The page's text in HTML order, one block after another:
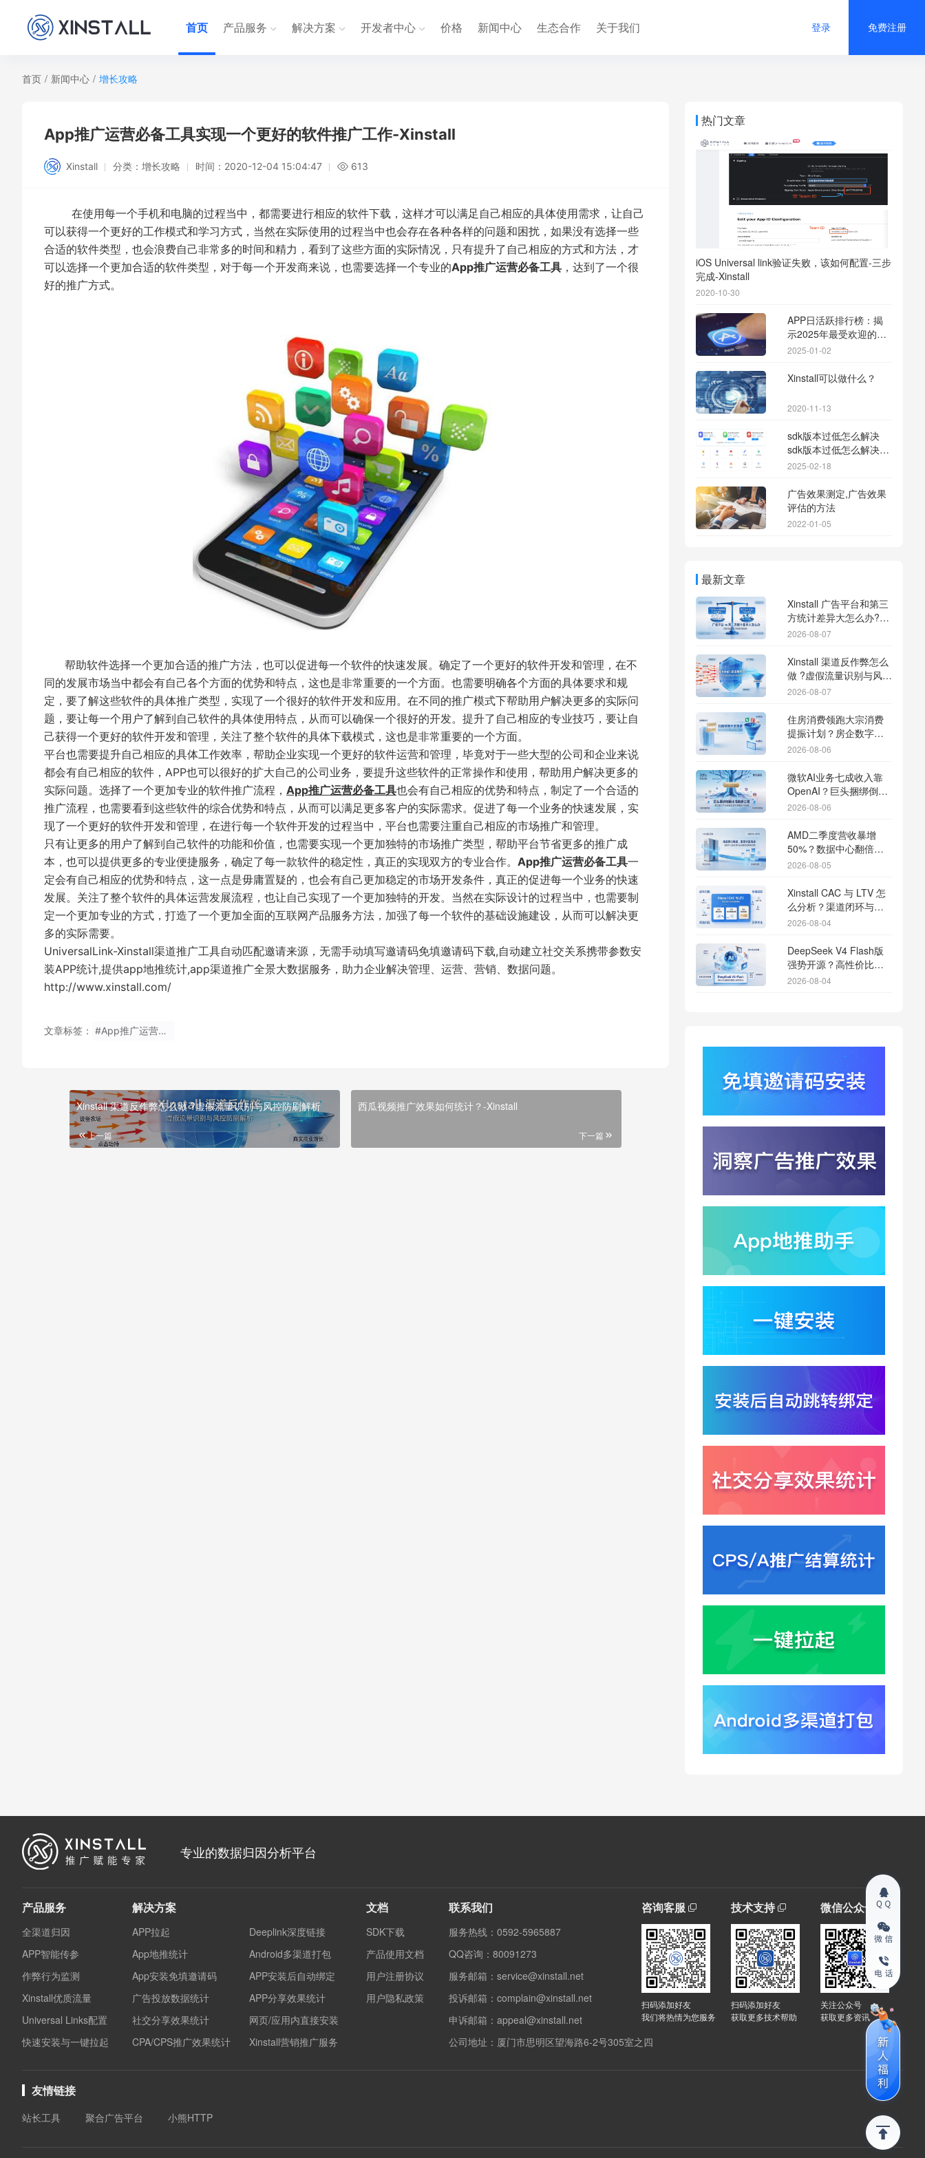
首页 产品服务 解决方案 开发者中心 价格 新闻中心 生态合作 关于我们 登录 免费注册
首页 / 新闻中心 / 增长攻略
App推广运营必备工具实现一个更好的软件推广工作-Xinstall
Xinstall 分类： 增长攻略 时间： 2020-12-04 15:04:47 613
在使用每一个手机和电脑的过程当中，都需要进行相应的软件下载，这样才可以满足自己相应的具体使用需求，让自己
可以获得一个更好的工作模式和学习方式，当然在实际使用的过程当中也会存在各种各样的问题和困扰，如果没有选择一些
合适的软件类型，也会浪费自己非常多的时间和精力，看到了这些方面的实际情况，只有提升了自己相应的方式和方法，才
可以选择一个更加合适的软件类型，对于每一个开发商来说，也需要选择一个专业的App推广运营必备工具 ，达到了一个很
好的推广方式。
帮助软件选择一个更加合适的推广方法，也可以促进每一个软件的快速发展。确定了一个更好的软件开发和管理，在不
同的发展市场当中都会有自己各个方面的优势和特点，这也是非常重要的一个方面。也需要明确各个方面的具体要求和规
定，要了解这些软件的具体推广类型，实现了一个很好的软件开发和应用。在不同的推广模式下帮助用户解决更多的实际问
题，要让每一个用户了解到自己软件的具体使用特点，从而可以确保一个很好的开发。提升了自己相应的专业技巧，要让自
己获得一个更好的软件开发和管理，关注了整个软件的具体下载模式，这也是非常重要的一个方面。
平台也需要提升自己相应的具体工作效率，帮助企业实现一个更好的软件运营和管理，毕竟对于一些大型的公司和企业来说
都会有自己相应的软件，APP也可以很好的扩大自己的公司业务，要提升这些软件的正常操作和使用，帮助用户解决更多的
实际问题。选择了一个更加专业的软件推广流程， App推广运营必备工具也会有自己相应的优势和特点，制定了一个合适的
推广流程，也需要看到这些软件的综合优势和特点，从而可以满足更多客户的实际需求。促进了每一个业务的快速发展，实
现了一个更好的软件开发和管理，在进行每一个软件开发的过程当中，平台也需要注重自己相应的市场推广和管理。
只有让更多的用户了解到自己软件的功能和价值，也需要实现一个更加独特的市场推广类型，帮助平台节省更多的推广成
本，也可以提供更多的专业便捷服务，确定了每一款软件的稳定性，真正的实现双方的专业合作。 App推广运营必备工具一
定会有自己相应的优势和特点，这一点是毋庸置疑的，也会有自己更加稳定的市场开发条件，真正的促进每一个业务的快速
发展。关注了整个软件的具体运营发展流程，也让自己实现了一个更加独特的开发。当然在实际设计的过程当中，也需要制
定一个更加专业的方式，打造了一个更加全面的互联网产品服务方法，加强了每一个软件的基础设施建设，从而可以解决更
多的实际需要。
UniversalLink-Xinstall渠道推广工具自动匹配邀请来源，无需手动填写邀请码免填邀请码下载,自动建立社交关系携带参数安
装APP统计,提供app地推统计,app渠道推广全景大数据服务，助力企业解决管理、运营、营销、数据问题。
http://www.xinstall.com/
文章标签： #App推广运营必备工具
Xinstall 渠道反作弊怎么做 ?虚假流量识别与风控防刷解析
上一篇
西瓜视频推广效果如何统计？-Xinstall
下一篇
热门文章
iOS Universal link验证失败，该如何配置-三步
完成-Xinstall
2020-10-30
APP日活跃排行榜：揭
示2025年最受欢迎的应
用背后的秘密
2025-01-02
Xinstall可以做什么？
2020-11-13
sdk版本过低怎么解决
sdk版本过低怎么解决华
为
2025-02-18
广告效果测定,广告效果
评估的方法
2022-01-05
最新文章
Xinstall 广告平台和第三
方统计差异大怎么办?数
据误差排查指南
2026-08-07
Xinstall 渠道反作弊怎么
做 ?虚假流量识别与风控
防刷解析
2026-08-07
住房消费领跑大宗消费
提振计划？房企数字化
转型加速线下场景智能
2026-08-06
微软AI业务七成收入靠
OpenAI？巨头捆绑倒逼
出海App独立追踪全渠道
2026-08-06
AMD二季度营收暴增
50%？数据中心翻倍增
长驱动跨端分发新底座
2026-08-05
Xinstall CAC 与 LTV 怎
么分析？渠道闭环与投
放回报解析
2026-08-04
DeepSeek V4 Flash版
强势开源？高性价比基
座模型重塑长尾应用全
2026-08-04
行云科技算力订单超154
亿？底座产能扩张激活
AI应用多终端流转新周
2026-08-04
苹果带摄像头的 AirPods
爆硬件分发与全渠道归
因升级
2026-08-03
GPT5.6？超低价API引
爆智能体工具免填码安
蚂蚁灵波首轮拟募资15
亿？具身智能加速产业
落地凸显全链路设备归
2000亿美元？云与广告
双轮驱动下B端应用迎来
分发与归因重构
2026-07-31
千问已在特斯拉车机内
测？大模型上车打通跨
端服务与全渠道归因新
闭环
2026-07-31
Win11七月更新上线？桌
面环境能力升级加速PC
专业的数据归因分析平台
产品服务
全渠道归因
APP智能传参
作弊行为监测
Xinstall优质流量
Universal Links配置
快速安装与一键拉起
解决方案
APP拉起
Deeplink深度链接
App地推统计
Android多渠道打包
App安装免填邀请码
APP安装后自动绑定
广告投放数据统计
APP分享效果统计
社交分享效果统计
网页/应用内直接安装
CPA/CPS推广效果统计
Xinstall营销推广服务
文档
SDK下载
产品使用文档
用户注册协议
用户隐私政策
联系我们
服务热线：0592-5965887
QQ咨询：80091273
服务邮箱：service@xinstall.net
投诉邮箱：complain@xinstall.net
申诉邮箱：appeal@xinstall.net
公司地址：厦门市思明区望海路6-2号305室之四
咨询客服
扫码添加好友
我们将热情为您服务
技术支持
扫码添加好友
获取更多技术帮助
微信公众号
关注公众号
获取更多资讯
友情链接
站长工具 聚合广告平台 小熊HTTP